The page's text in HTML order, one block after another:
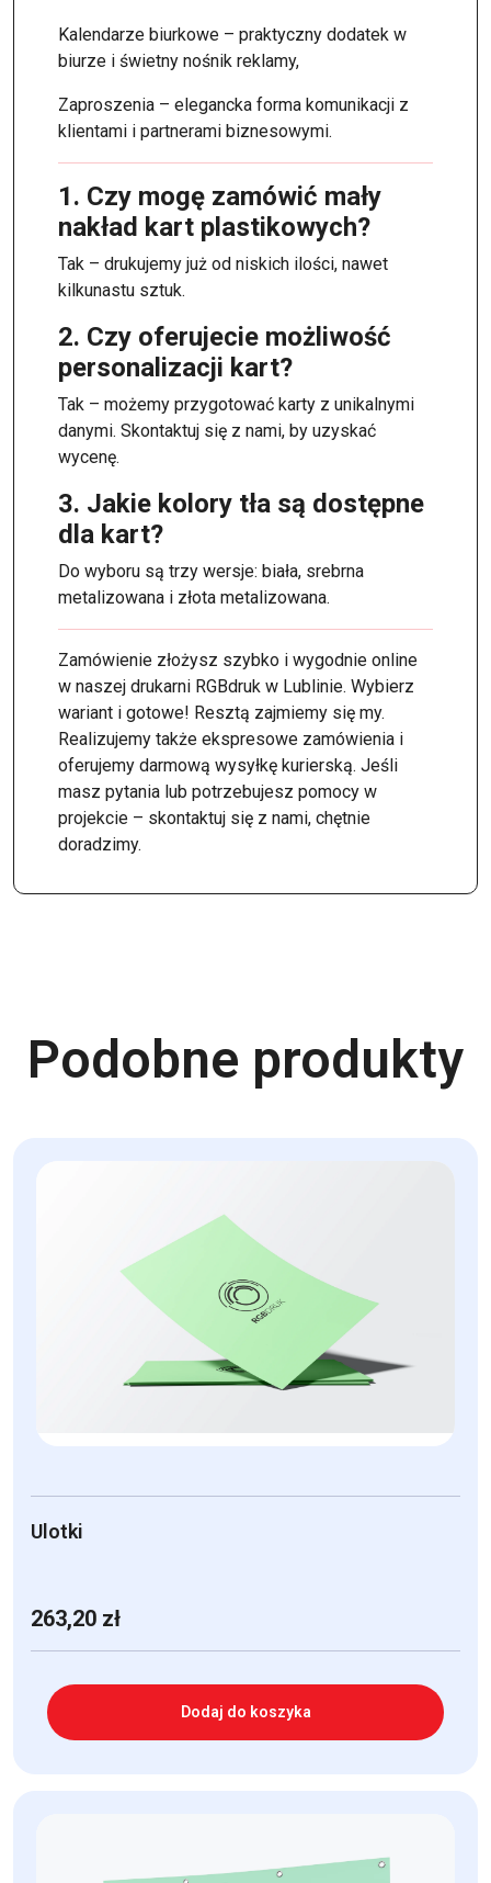
Kalendarze biurkowe – praktyczny dodatek w
biurze i świetny nośnik reklamy,
Zaproszenia – elegancka forma komunikacji z
klientami i partnerami biznesowymi.
1. Czy mogę zamówić mały
nakład kart plastikowych?
Tak – drukujemy już od niskich ilości, nawet
kilkunastu sztuk.
2. Czy oferujecie możliwość
personalizacji kart?
Tak – możemy przygotować karty z unikalnymi
danymi. Skontaktuj się z nami, by uzyskać
wycenę.
3. Jakie kolory tła są dostępne
dla kart?
Do wyboru są trzy wersje: biała, srebrna
metalizowana i złota metalizowana.
Zamówienie złożysz szybko i wygodnie online
w naszej drukarni RGBdruk w Lublinie. Wybierz
wariant i gotowe! Resztą zajmiemy się my.
Realizujemy także ekspresowe zamówienia i
oferujemy darmową wysyłkę kurierską. Jeśli
masz pytania lub potrzebujesz pomocy w
projekcie – skontaktuj się z nami, chętnie
doradzimy.
Podobne produkty
Ulotki
263,20 zł
Dodaj do koszyka